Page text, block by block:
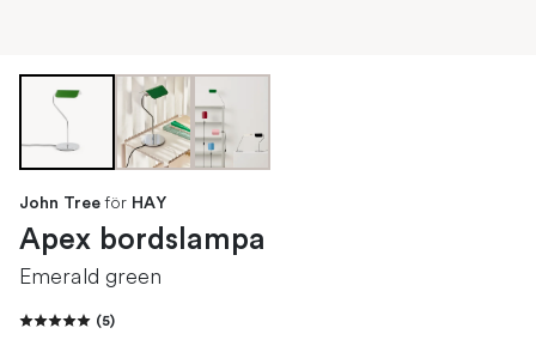
John Tree för HAY
Apex bordslampa
Emerald green
(5)